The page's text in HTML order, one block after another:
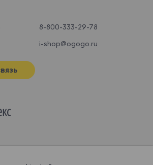
8-800-333-29-78
i-shop@ogogo.ru